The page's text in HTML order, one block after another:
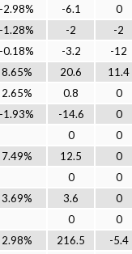
-2.98% -6.1 0
-1.28% -2 -2
-0.18% -3.2 -12
8.65% 20.6 11.4
2.65% 0.8 0
-1.93% -14.6 0
0 0
7.49% 12.5 0
0 0
3.69% 3.6 0
0 0
2.98% 216.5 -5.4